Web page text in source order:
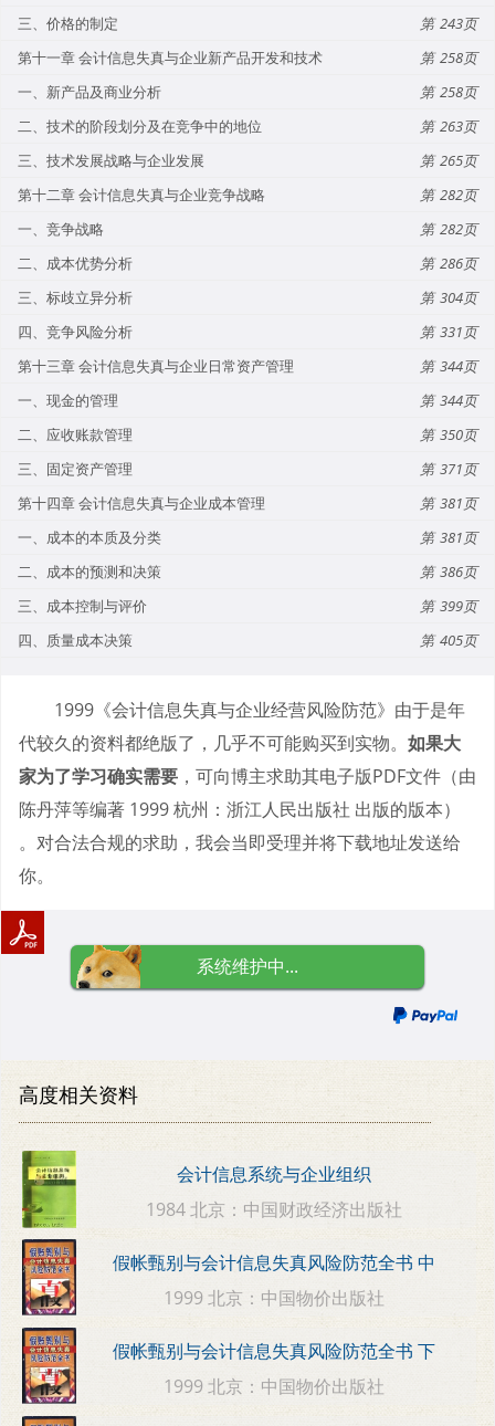
三、价格的制定
243
第十一章 会计信息失真与企业新产品开发和技术
258
一、新产品及商业分析
258
二、技术的阶段划分及在竞争中的地位
263
三、技术发展战略与企业发展
265
第十二章 会计信息失真与企业竞争战略
282
一、竞争战略
282
二、成本优势分析
286
三、标歧立异分析
304
四、竞争风险分析
331
第十三章 会计信息失真与企业日常资产管理
344
一、现金的管理
344
二、应收账款管理
350
三、固定资产管理
371
第十四章 会计信息失真与企业成本管理
381
一、成本的本质及分类
381
二、成本的预测和决策
386
三、成本控制与评价
399
四、质量成本决策
405
1999《会计信息失真与企业经营风险防范》由于是年
代较久的资料都绝版了，几乎不可能购买到实物。 如果大
家为了学习确实需要 ，可向博主求助其电子版PDF文件（由
陈丹萍等编著 1999 杭州：浙江人民出版社 出版的版本）
。对合法合规的求助，我会当即受理并将下载地址发送给
你。
系统维护中...
高度相关资料
会计信息系统与企业组织
1984 北京：中国财政经济出版社
假帐甄别与会计信息失真风险防范全书 中
1999 北京：中国物价出版社
假帐甄别与会计信息失真风险防范全书 下
1999 北京：中国物价出版社